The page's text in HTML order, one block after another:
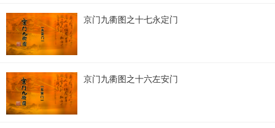
京门九衢图之十七永定门
京门九衢图之十六左安门